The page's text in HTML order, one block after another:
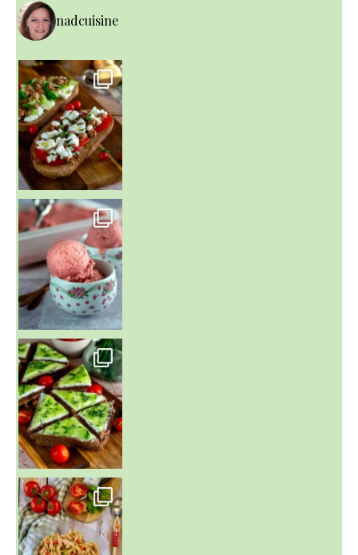
nadcuisine
~ NICE CREAM À LA FRAISE ~
Presque un mois que
~ SALADE DE PÂTES AUX DEUX TOMATES THON ET BURRA